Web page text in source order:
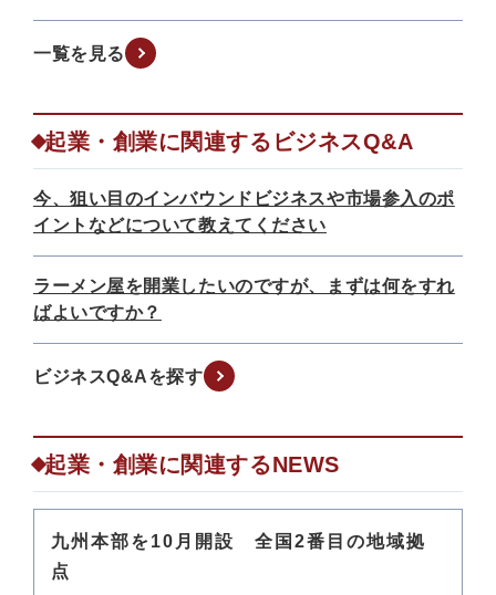
一覧を見る
起業・創業に関連するビジネスQ&A
今、狙い目のインバウンドビジネスや市場参入のポ
イントなどについて教えてください
ラーメン屋を開業したいのですが、まずは何をすれ
ばよいですか？
ビジネスQ&Aを探す
起業・創業に関連するNEWS
九州本部を10月開設 全国2番目の地域拠
点